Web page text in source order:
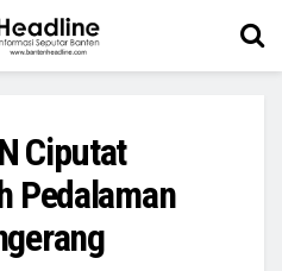
Ciputat
Pedalaman